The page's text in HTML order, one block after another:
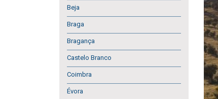
Beja
Braga
Bragança
Castelo Branco
Coimbra
Évora